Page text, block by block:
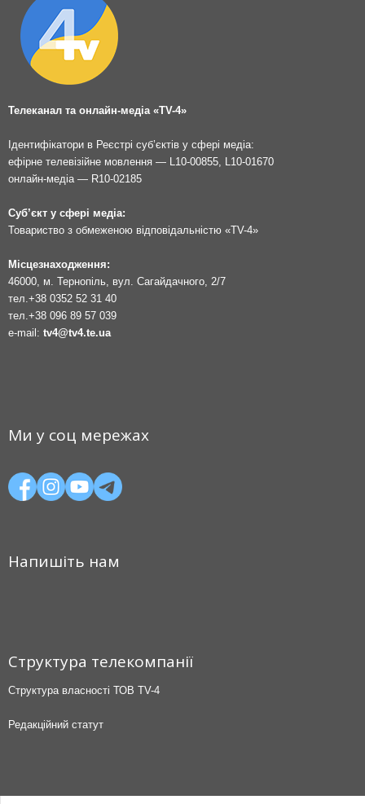
Телеканал та онлайн-медіа «TV-4»
Ідентифікатори в Реєстрі суб’єктів у сфері медіа:
ефірне телевізійне мовлення — L10-00855, L10-01670
онлайн-медіа — R10-02185
Суб’єкт у сфері медіа:
Товариство з обмеженою відповідальністю «TV-4»
Місцезнаходження:
46000, м. Тернопіль, вул. Сагайдачного, 2/7
тел. +38 0352 52 31 40
тел. +38 096 89 57 039
e-mail: tv4@tv4.te.ua
Ми у соц мережах
Напишіть нам
Структура телекомпанії
Структура власності ТОВ TV-4
Редакційний статут